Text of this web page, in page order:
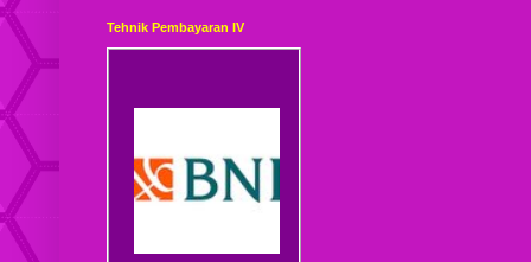
Tehnik Pembayaran IV